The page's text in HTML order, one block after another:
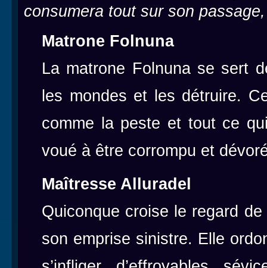
consumera tout sur son
Matrone Folnuna
La matrone Folnuna se sert
les mondes et les détruire.
comme la peste et tout ce
voué à être corrompu et
Maîtresse Alluradel
Quiconque croise le regard
son emprise sinistre. Elle